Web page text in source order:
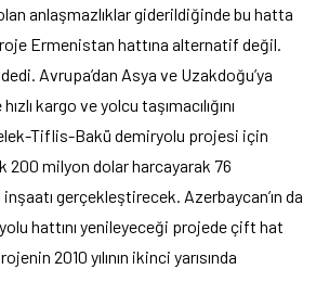
anlaşmazlıklar giderildiğinde bu hatta
Ermenistan hattına alternatif değil.
Avrupa’dan Asya ve Uzakdoğu’ya
kargo ve yolcu taşımacılığını
Tiflis-Bakü demiryolu projesi için
200 milyon dolar harcayarak 76
gerçekleştirecek. Azerbaycan’ın da
hattını yenileyeceği projede çift hat
2010 yılının ikinci yarısında